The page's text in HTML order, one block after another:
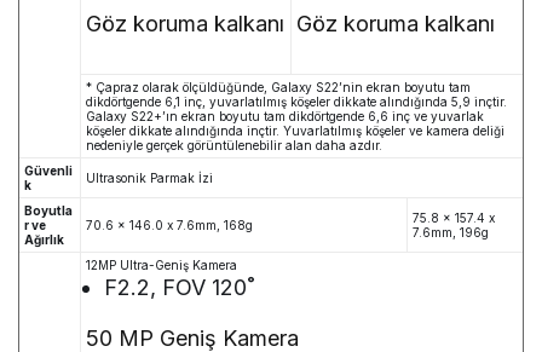
Göz koruma kalkanı Göz koruma kalkanı
* Çapraz olarak ölçüldüğünde, Galaxy S22’nin ekran boyutu tam
dikdörtgende 6,1 inç, yuvarlatılmış köşeler dikkate alındığında 5,9 inçtir.
Galaxy S22+’ın ekran boyutu tam dikdörtgende 6,6 inç ve yuvarlak
köşeler dikkate alındığında inçtir. Yuvarlatılmış köşeler ve kamera deliği
nedeniyle gerçek görüntülenebilir alan daha azdır.
Güvenli
k
Ultrasonik Parmak İzi
Boyutla
r ve
Ağırlık
70.6 x 146.0 x 7.6mm, 168g
75.8 x 157.4 x
7.6mm, 196g
12MP Ultra-Geniş Kamera
F2.2, FOV 120˚
50 MP Geniş Kamera